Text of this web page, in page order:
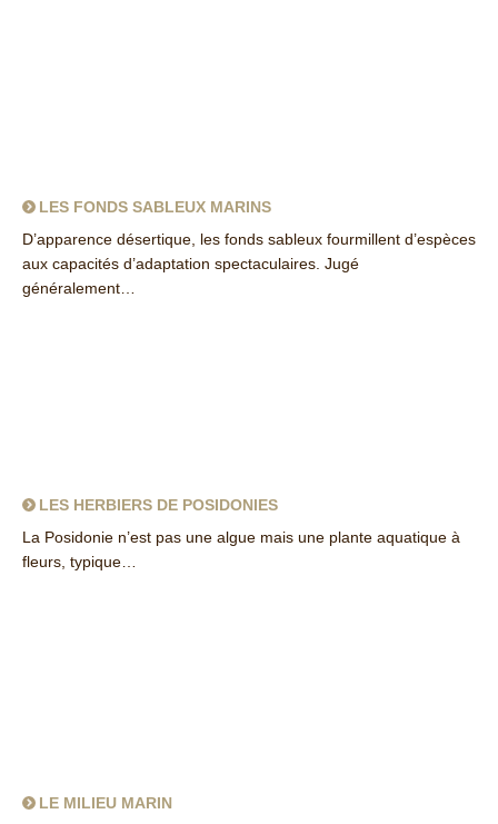
LES FONDS SABLEUX MARINS
D’apparence désertique, les fonds sableux fourmillent d’espèces
aux capacités d’adaptation spectaculaires. Jugé
généralement…
LES HERBIERS DE POSIDONIES
La Posidonie n’est pas une algue mais une plante aquatique à
fleurs, typique…
LE MILIEU MARIN